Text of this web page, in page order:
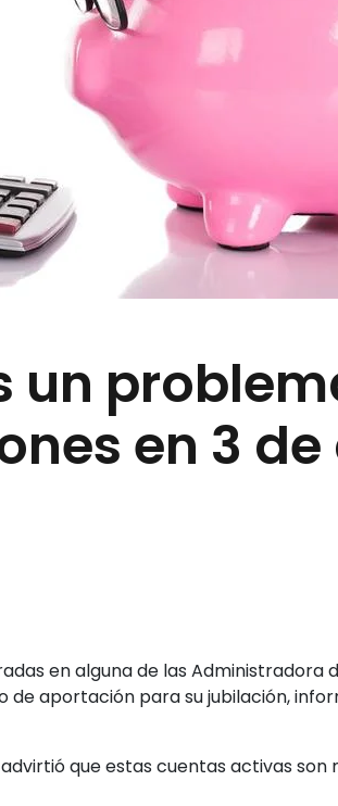
un
en 3 de
en alguna de las Administradora
aportación para su jubilación,
que estas cuentas activas